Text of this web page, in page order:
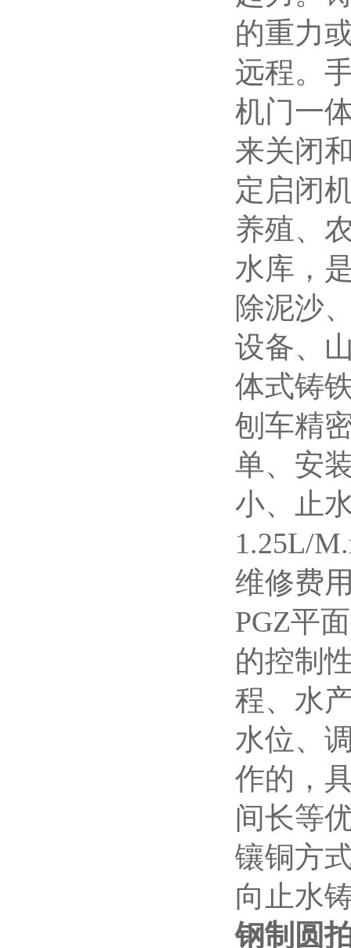
的重力
远程。
机门一
来关闭
定启闭
养殖、
水库，
除泥沙
设备、
体式铸
刨车精
单、安
小、止
1.25L/
维修费
PGZ平
的控制
程、水
水位、
作的，
间长等
镶铜方
向止水
钢制圆